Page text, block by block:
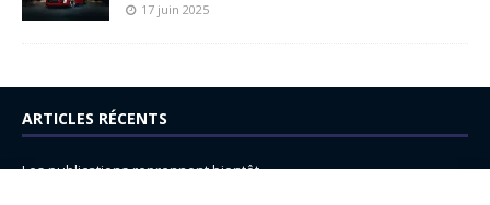
17 juin 2025
ARTICLES RÉCENTS
Les publications reprennent bientôt…